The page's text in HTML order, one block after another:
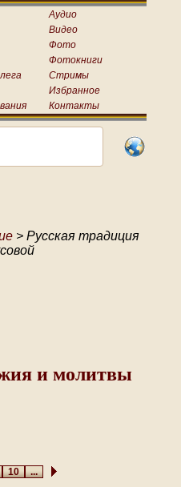
Аудио
Видео
Фото
Фотокниги
Стримы
Избранное
Контакты
> Русская традиция
и молитвы
10...